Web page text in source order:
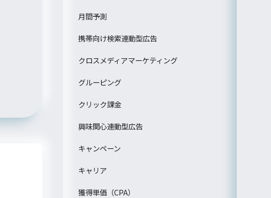
月間予測
携帯向け検索連動型広告
クロスメディアマーケティング
グルーピング
クリック課金
興味関心連動型広告
キャンペーン
キャリア
獲得単価（CPA）